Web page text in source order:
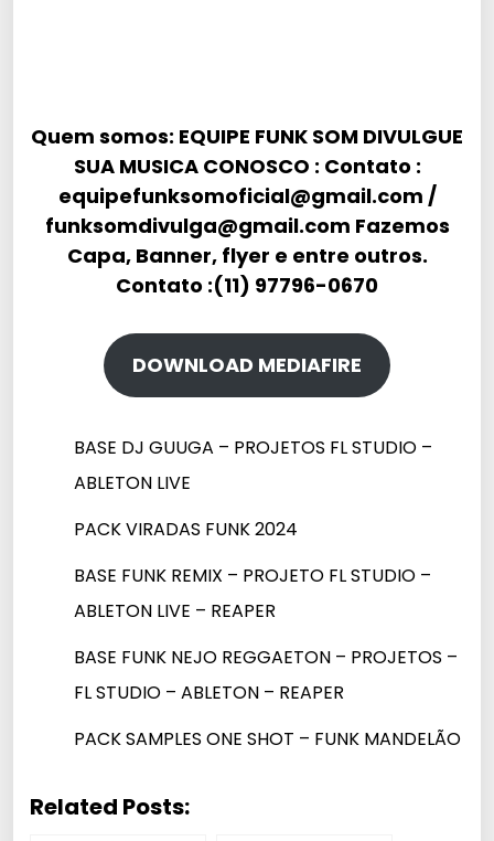
Quem somos: EQUIPE FUNK SOM DIVULGUE
SUA MUSICA CONOSCO : Contato :
equipefunksomoficial@gmail.com /
funksomdivulga@gmail.com Fazemos
Capa, Banner, flyer e entre outros.
Contato :(11) 97796-0670
DOWNLOAD MEDIAFIRE
BASE DJ GUUGA – PROJETOS FL STUDIO –
ABLETON LIVE
PACK VIRADAS FUNK 2024
BASE FUNK REMIX – PROJETO FL STUDIO –
ABLETON LIVE – REAPER
BASE FUNK NEJO REGGAETON – PROJETOS –
FL STUDIO – ABLETON – REAPER
PACK SAMPLES ONE SHOT – FUNK MANDELÃO
Related Posts: